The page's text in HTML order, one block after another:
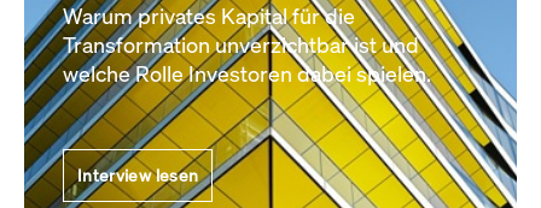
Warum privates Kapital für die
Transformation unverzichtbar ist und
welche Rolle Investoren dabei spielen.
Interview lesen